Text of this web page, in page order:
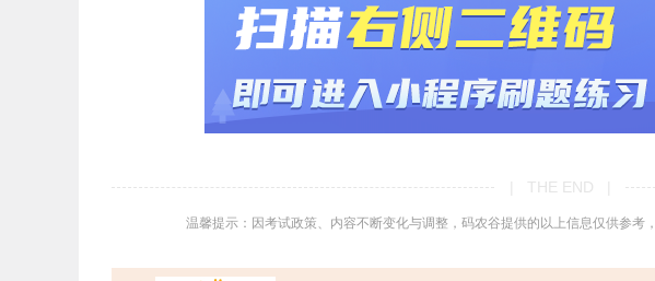
| THE END |
温馨提示：因考试政策、内容不断变化与调整，码农谷提供的以上信息仅供参考